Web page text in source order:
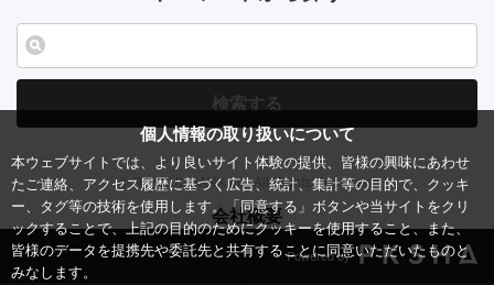
個人情報の取り扱いについて
本ウェブサイトでは、より良いサイト体験の提供、皆様の興味にあわせ
たご連絡、アクセス履歴に基づく広告、統計、集計等の目的で、クッキ
ー、タグ等の技術を使用します。「同意する」ボタンや当サイトをクリ
ックすることで、上記の目的のためにクッキーを使用すること、また、
皆様のデータを提携先や委託先と共有することに同意いただいたものと
みなします。
検索する
© RAKSUL BANK Inc. All Rights Reserved.
会社概要
Powered by